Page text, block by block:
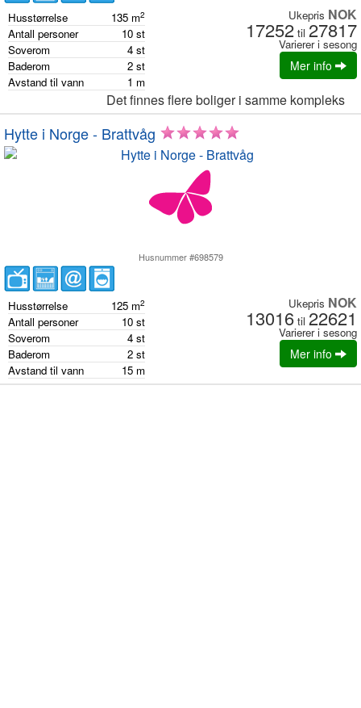
Husstørrelse 135 m2
Antall personer 10 st
Soverom
4 st
Baderom
2 st
Avstand til vann
1 m
Ukepris NOK
17252 til 27817
Varierer i sesong
Mer info
Det finnes flere boliger i samme kompleks
Hytte i Norge - Brattvåg
Husnummer #698579
Husstørrelse 125 m2
Antall personer 10 st
Soverom
4 st
Baderom
2 st
Avstand til vann
15 m
Ukepris NOK
13016 til 22621
Varierer i sesong
Mer info